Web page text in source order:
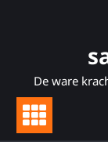
De ware